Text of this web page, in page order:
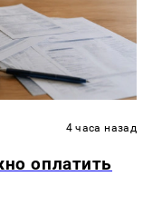
4 часа назад
оплатить